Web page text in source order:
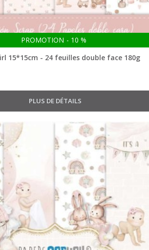
PROMOTION - 10 %
15*15cm - 24 feuilles double face 180g
PLUS DE DÉTAILS